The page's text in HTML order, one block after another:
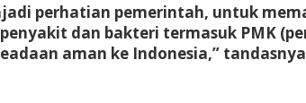
perhatian pemerintah, untuk
dan bakteri termasuk PMK
aman ke Indonesia,”